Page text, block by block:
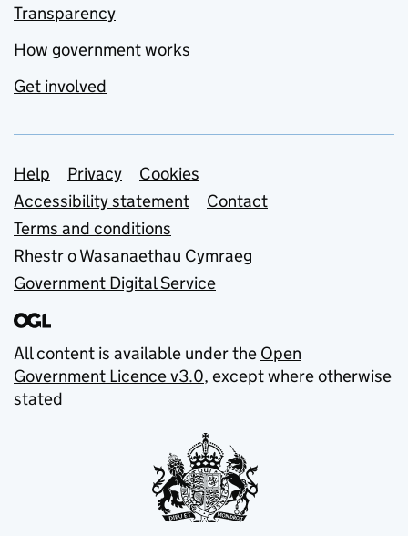
Transparency
How government works
Get involved
Support links
Help Privacy
Cookies
Accessibility statement
Contact
Terms and conditions
Rhestr o Wasanaethau Cymraeg
Government Digital Service
All content is available under the Open
Government Licence v3.0, except where otherwise
stated